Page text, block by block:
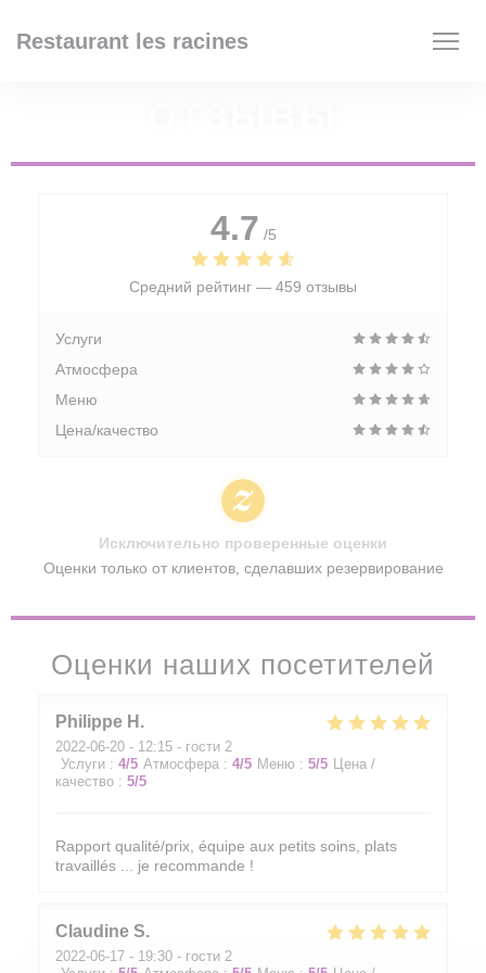
Restaurant les racines
Оценки наших посетителей
Philippe H
2022-06-20 - 12:15 - гости 2
Услуги : 4/5 Атмосфера : 4/5 Меню : 5/5 Цена /
качество : 5/5
Rapport qualité/prix, équipe aux petits soins, plats
travaillés ... je recommande !
Claudine S
2022-06-17 - 19:30 - гости 2
4.7 /5
Средний рейтинг — 459 отзывы
Услуги
Атмосфера
Меню
Цена/качество
Исключительно проверенные оценки
Оценки только от клиентов, сделавших резервирование